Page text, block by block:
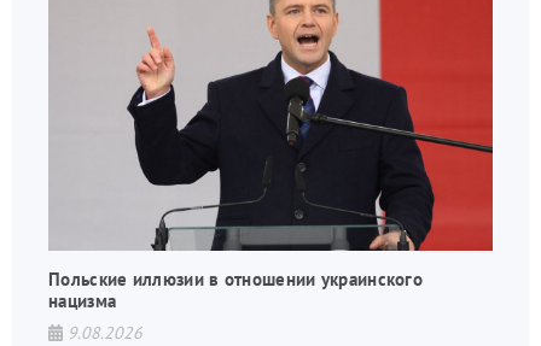
Польские иллюзии в отношении украинского
нацизма
9.08.2026